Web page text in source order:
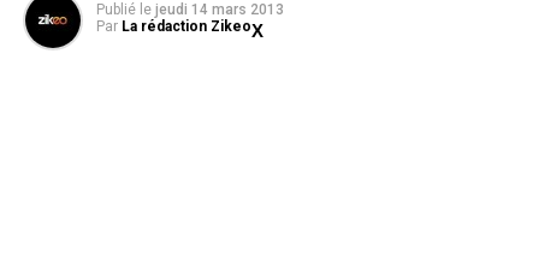
Publié le jeudi 14 mars 2013
Par La rédaction Zikeo